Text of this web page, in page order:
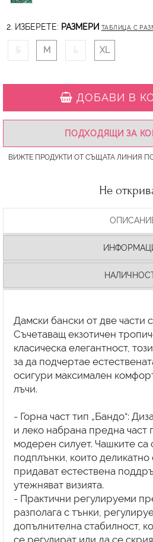
2. ИЗБЕРЕТЕ: РАЗМЕРИ ТАБЛИЦА С
S M L XL
ДОБАВИ В
ПОДХОДЯЩИ ЗА
ВИЖТЕ ПРОДУКТИ ОТ СЪЩАТА ЛИНИЯ
Не
Дамски бански от две части
Съчетаващ екзотичен
класическа елегантност,
за да подчертае
осигури максимален
лъчи.
- Горна част тип „Бандо“:
и леко набрана предна част
модерен силует. Чашките са
подплънки, които
придават естествена
утежняват визията.
- Практични регулируеми
разполага с тънки,
допълнителна стабилност,
се регулират или да се